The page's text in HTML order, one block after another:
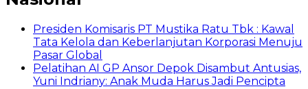
Presiden Komisaris PT Mustika Ratu Tbk : Kawal
Tata Kelola dan Keberlanjutan Korporasi Menuju
Pasar Global
Pelatihan AI GP Ansor Depok Disambut Antusias,
Yuni Indriany: Anak Muda Harus Jadi Pencipta